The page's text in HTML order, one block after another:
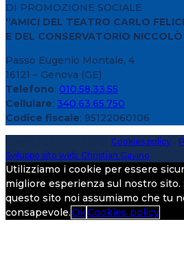
DI PROMOZIONE SOCIALE
“AMICI DEL TEATRO CARLO
E DEL CONSERVATORIO
Passo Eugenio Montale, 4
16121 – Genova (GE)
Telefono: 010.58.33.55
Cellulare: 340.63.65.750
Codice fiscale: 95122060106
Cookies policy
Sviluppo sito web: Christian Gavino
Utilizziamo i cookie per essere
migliore esperienza sul nostro
questo sito noi assumiamo che tu
consapevole.OkCookies policy